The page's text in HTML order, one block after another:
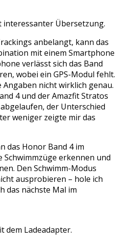
interessanter Übersetzung.
anbelangt, kann das
mit einem Smartphone
verlässt sich das Band
wobei ein GPS-Modul fehlt.
nicht wirklich genau.
4 und der Amazfit Stratos
der Unterschied
weniger zeigte mir das
das Honor Band 4 im
Schwimmzüge erkennen und
Den Schwimm-Modus
ausprobieren – hole ich
das nächste Mal im
dem Ladeadapter.